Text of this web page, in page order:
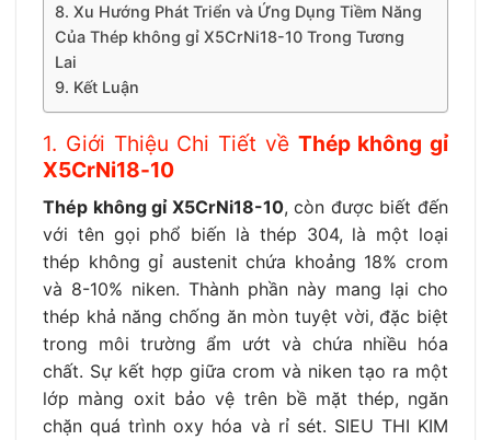
8. Xu Hướng Phát Triển và Ứng Dụng Tiềm Năng
Của Thép không gỉ X5CrNi18-10 Trong Tương
Lai
9. Kết Luận
1. Giới Thiệu Chi Tiết về Thép không gỉ
X5CrNi18-10
Thép không gỉ X5CrNi18-10, còn được biết đến
với tên gọi phổ biến là thép 304, là một loại
thép không gỉ austenit chứa khoảng 18% crom
và 8-10% niken. Thành phần này mang lại cho
thép khả năng chống ăn mòn tuyệt vời, đặc biệt
trong môi trường ẩm ướt và chứa nhiều hóa
chất. Sự kết hợp giữa crom và niken tạo ra một
lớp màng oxit bảo vệ trên bề mặt thép, ngăn
chặn quá trình oxy hóa và rỉ sét. SIEU THI KIM